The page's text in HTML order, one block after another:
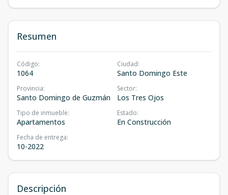
Resumen
Código:
1064
Ciudad:
Santo Domingo Este
Provincia:
Santo Domingo de Guzmán
Sector:
Los Tres Ojos
Tipo de inmueble:
Apartamentos
Estado:
En Construcción
Fecha de entrega:
10-2022
Descripción